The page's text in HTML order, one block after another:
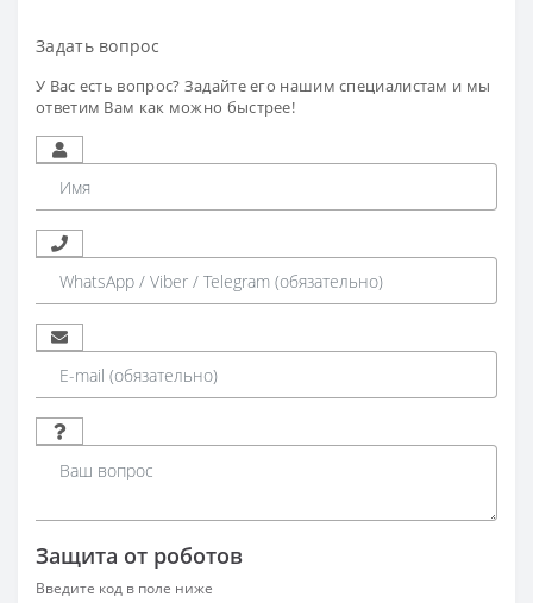
Задать вопрос
У Вас есть вопрос? Задайте его нашим специалистам и мы
ответим Вам как можно быстрее!
Защита от роботов
Введите код в поле ниже